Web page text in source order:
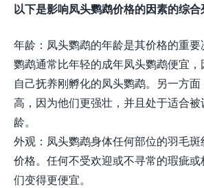
以下是影响凤头鹦鹉价格的因素的综合
年龄：凤头鹦鹉的年龄是其价格的重
鹦鹉通常比年轻的成年凤头鹦鹉便宜
自己抚养刚孵化的凤头鹦鹉。另一方
高，因为他们更强壮，并且处于适合
龄。
外观：凤头鹦鹉身体任何部位的羽毛
价格。任何不受欢迎或不寻常的瑕疵
们变得更便宜。